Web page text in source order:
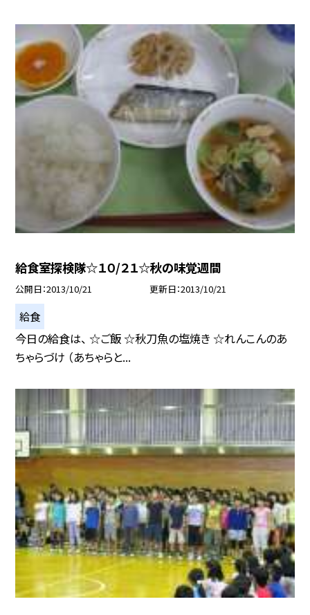
給食室探検隊☆１０/２１☆秋の味覚週間
公開日 2013/10/21 更新日 2013/10/21
給食
今日の給食は、 ☆ご飯 ☆秋刀魚の塩焼き ☆れんこんのあ
ちゃらづけ （あちゃらと...